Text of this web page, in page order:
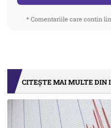
* Comentariile care contin
CITEȘTE MAI MULTE DIN